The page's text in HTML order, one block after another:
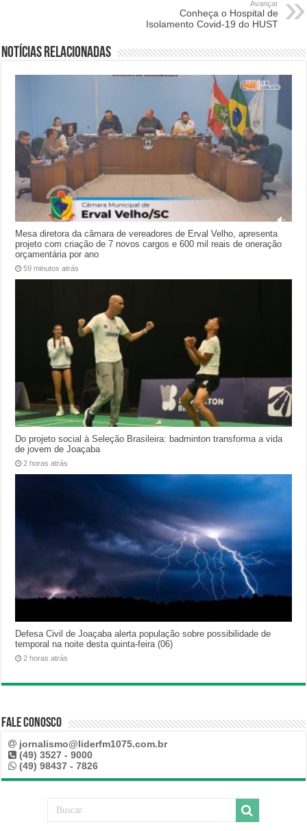
Avançar
Conheça o Hospital de
Isolamento Covid-19 do HUST
Notícias relacionadas
Mesa diretora da câmara de vereadores de Erval Velho, apresenta
projeto com criação de 7 novos cargos e 600 mil reais de oneração
orçamentária por ano
59 minutos atrás
Do projeto social à Seleção Brasileira: badminton transforma a vida
de jovem de Joaçaba
2 horas atrás
Defesa Civil de Joaçaba alerta população sobre possibilidade de
temporal na noite desta quinta-feira (06)
2 horas atrás
Fale Conosco
jornalismo@liderfm1075.com.br
(49) 3527 - 9000
(49) 98437 - 7826